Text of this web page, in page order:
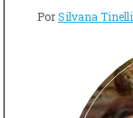
PorSilvana Tinelli